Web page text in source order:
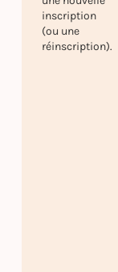
inscription
(ou une
réinscription).